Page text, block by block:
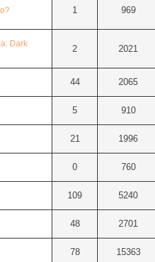
1 969
Dark
2 2021
44 2065
5 910
21 1996
0 760
109 5240
48 2701
78 15363